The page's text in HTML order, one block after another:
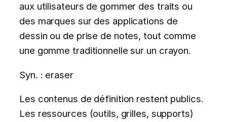
aux utilisateurs de gommer des traits ou
des marques sur des applications de
dessin ou de prise de notes, tout comme
une gomme traditionnelle sur un crayon.
Syn. : eraser
Les contenus de définition restent publics.
Les ressources (outils, grilles, supports)